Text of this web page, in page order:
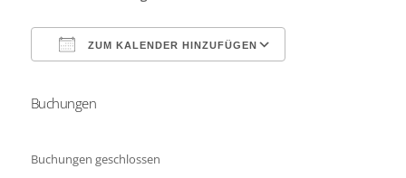
ZUM KALENDER HINZUFÜGEN
ICS herunterladen
Buchungen
Buchungen geschlossen